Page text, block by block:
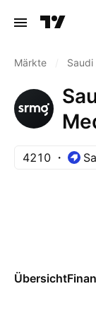
Märkte Saudi
4210
Übersicht